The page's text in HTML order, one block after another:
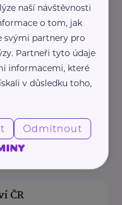
ČR
naší návštěvnosti
o tom, jak
svými partnery pro
Partneři tyto údaje
informacemi, které
v důsledku toho,
Odmítnout